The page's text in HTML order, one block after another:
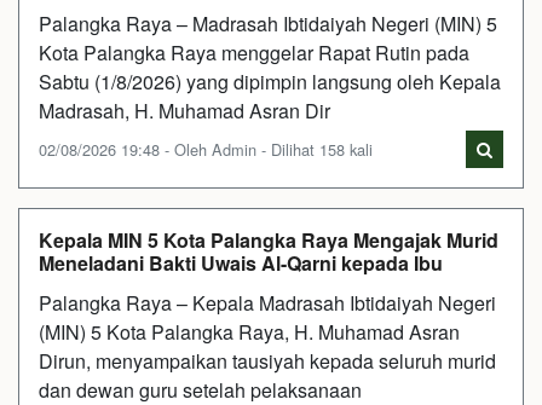
Palangka Raya – Madrasah Ibtidaiyah Negeri (MIN) 5
Kota Palangka Raya menggelar Rapat Rutin pada
Sabtu (1/8/2026) yang dipimpin langsung oleh Kepala
Madrasah, H. Muhamad Asran Dir
02/08/2026 19:48 - Oleh Admin - Dilihat 158 kali
Kepala MIN 5 Kota Palangka Raya Mengajak Murid
Meneladani Bakti Uwais Al-Qarni kepada Ibu
Palangka Raya – Kepala Madrasah Ibtidaiyah Negeri
(MIN) 5 Kota Palangka Raya, H. Muhamad Asran
Dirun, menyampaikan tausiyah kepada seluruh murid
dan dewan guru setelah pelaksanaan